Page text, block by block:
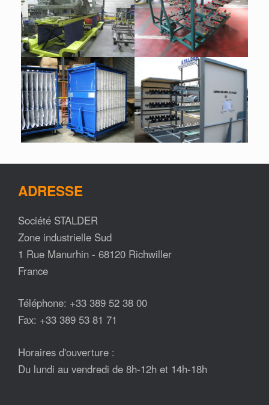
ADRESSE
Société STALDER
Zone industrielle Sud
1 Rue Manurhin - 68120 Richwiller
France
Téléphone: +33 389 52 38 00
Fax: +33 389 53 81 71
Horaires d'ouverture :
Du lundi au vendredi de 8h-12h et 14h-18h